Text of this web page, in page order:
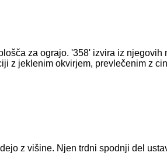
za ograjo. '358' izvira iz njegovih
z jeklenim okvirjem, prevlečenim z
z višine. Njen trdni spodnji del